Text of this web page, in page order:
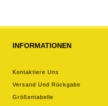
INFORMATIONEN
Kontaktiere Uns
Versand Und Rückgabe
Größentabelle